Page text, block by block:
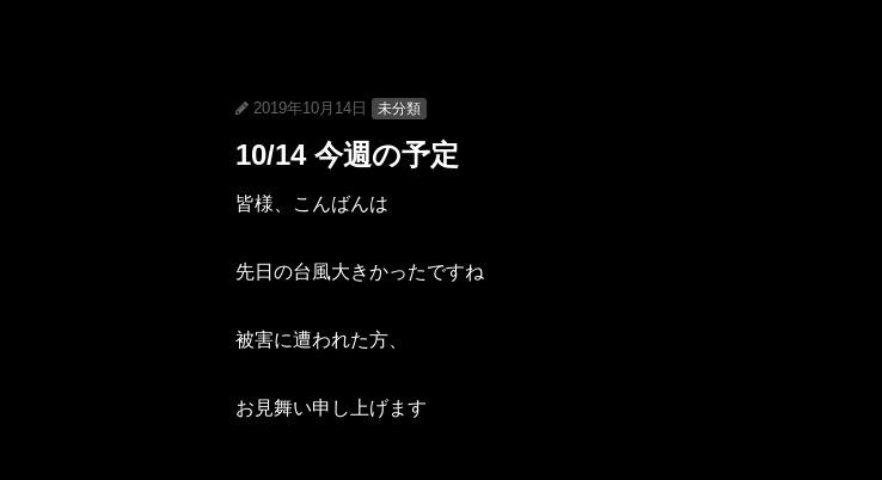
2019年10月14日 未分類
10/14 今週の予定
皆様、こんばんは
先日の台風大きかったですね
被害に遭われた方、
お見舞い申し上げます